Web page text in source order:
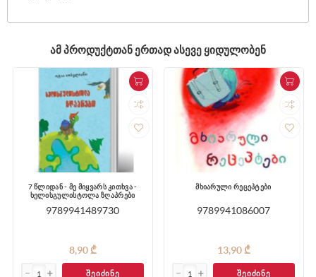
ᲐᲛ ᲞᲠᲝᲓᲣᲥᲢᲗᲐᲜ ᲔᲠᲗᲐᲓ ᲐᲡᲔᲕᲔ ᲧᲘᲓᲣᲚᲝᲑᲔᲜ
7 წლიდან - მე მიყვარს კითხვა -
ხელისგულისტოლა ზღაპრები
9789941489730
8,90 ₾
ᲨᲔᲘᲫᲘᲜᲔ
მხიარული რეცეპტები
9789941086007
13,90 ₾
ᲨᲔᲘᲫᲘᲜᲔ